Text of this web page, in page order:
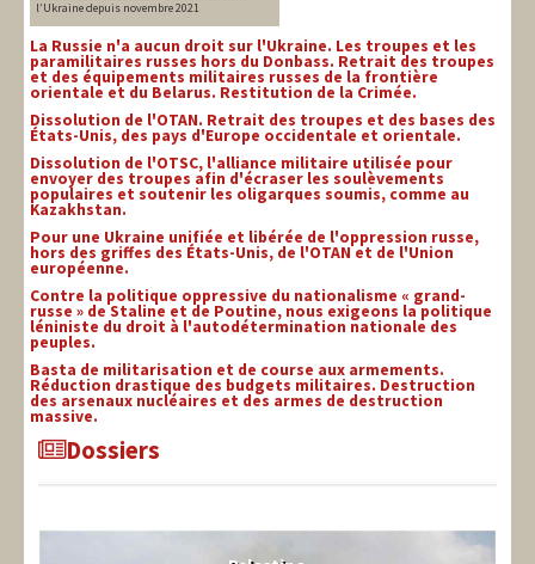
l’Ukraine depuis novembre 2021
La Russie n'a aucun droit sur l'Ukraine. Les troupes et les
paramilitaires russes hors du Donbass. Retrait des troupes
et des équipements militaires russes de la frontière
orientale et du Belarus. Restitution de la Crimée.
Dissolution de l'OTAN. Retrait des troupes et des bases des
États-Unis, des pays d'Europe occidentale et orientale.
Dissolution de l'OTSC, l'alliance militaire utilisée pour
envoyer des troupes afin d'écraser les soulèvements
populaires et soutenir les oligarques soumis, comme au
Kazakhstan.
Pour une Ukraine unifiée et libérée de l'oppression russe,
hors des griffes des États-Unis, de l'OTAN et de l'Union
européenne.
Contre la politique oppressive du nationalisme « grand-
russe » de Staline et de Poutine, nous exigeons la politique
léniniste du droit à l'autodétermination nationale des
peuples.
Basta de militarisation et de course aux armements.
Réduction drastique des budgets militaires. Destruction
des arsenaux nucléaires et des armes de destruction
massive.
Dossiers